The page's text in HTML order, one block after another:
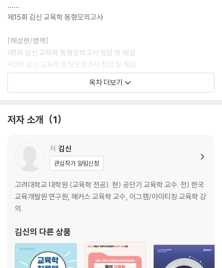
……
제15회 김신 교육학 동형모의고사
[해설편/별책]
제1회 김신 교육학 동형모의고사 정답 및 해설
제2회 김신 교육학 동형모의고사 정답 및 해설
……
제15회 김신 교육학 동형모의고사 정답 및 해설
목차 더보기
저자 소개 1
저 김신
관심작가 알림신청
고려대학교 대학원 (교육학 전공). 현) 공단기 교육학 교수. 전) 한국
교육개발원 연구원, 해커스 교육학 교수, 이그잼/아이티칭 교육학 강
의.
김신의 다른 상품